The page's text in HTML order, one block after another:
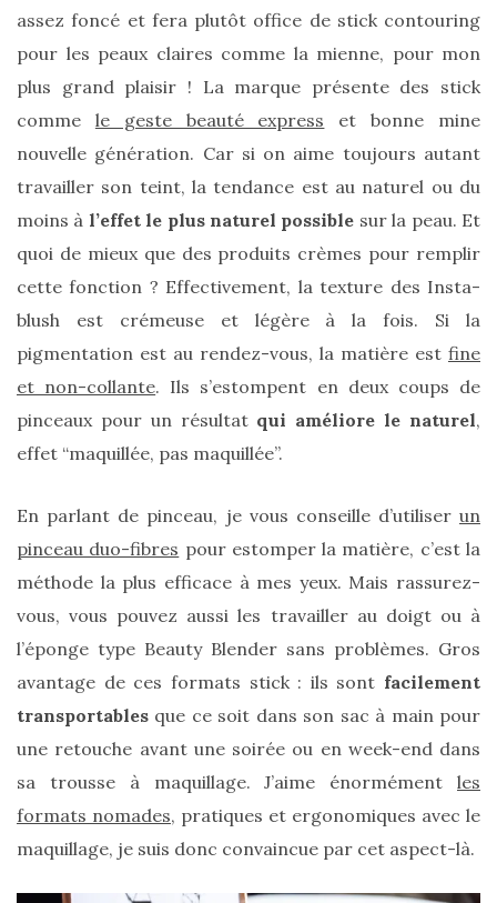
tressé
:
mon
avis
le
shopper
marron
chic
et
tendance
30/05/2026
Ma
sélection
sacs
et
pour
l’été
assez foncé et fera plutôt office de stick contouring
pour les peaux claires comme la mienne, pour mon
plus grand plaisir ! La marque présente des stick
comme le geste beauté express et bonne mine
nouvelle génération. Car si on aime toujours autant
travailler son teint, la tendance est au naturel ou du
moins à l’effet le plus naturel possible sur la peau. Et
quoi de mieux que des produits crèmes pour remplir
cette fonction ? Effectivement, la texture des Insta-
blush est crémeuse et légère à la fois. Si la
pigmentation est au rendez-vous, la matière est fine
et non-collante. Ils s’estompent en deux coups de
pinceaux pour un résultat qui améliore le naturel,
effet “maquillée, pas maquillée”.
En parlant de pinceau, je vous conseille d’utiliser un
pinceau duo-fibres pour estomper la matière, c’est la
méthode la plus efficace à mes yeux. Mais rassurez-
vous, vous pouvez aussi les travailler au doigt ou à
l’éponge type Beauty Blender sans problèmes. Gros
avantage de ces formats stick : ils sont facilement
transportables que ce soit dans son sac à main pour
une retouche avant une soirée ou en week-end dans
sa trousse à maquillage. J’aime énormément les
formats nomades, pratiques et ergonomiques avec le
maquillage, je suis donc convaincue par cet aspect-là.